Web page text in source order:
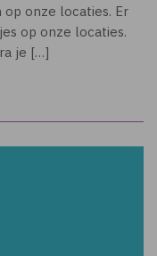
onze locaties. Er
op onze locaties.
je […]